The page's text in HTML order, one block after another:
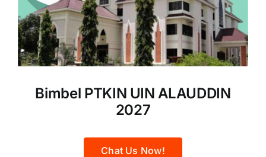
Bimbel PTKIN UIN ALAUDDIN
2027
Chat Us Now!